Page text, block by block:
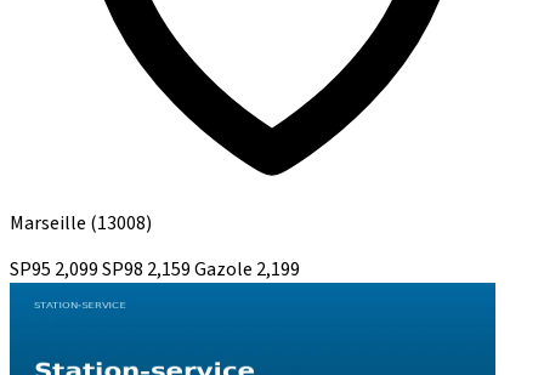
Marseille (13008)
SP95 2,099SP98 2,159Gazole 2,199